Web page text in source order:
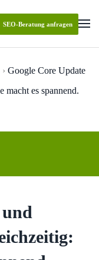
SEO-Beratung anfragen
Google Core Update
es spannend.